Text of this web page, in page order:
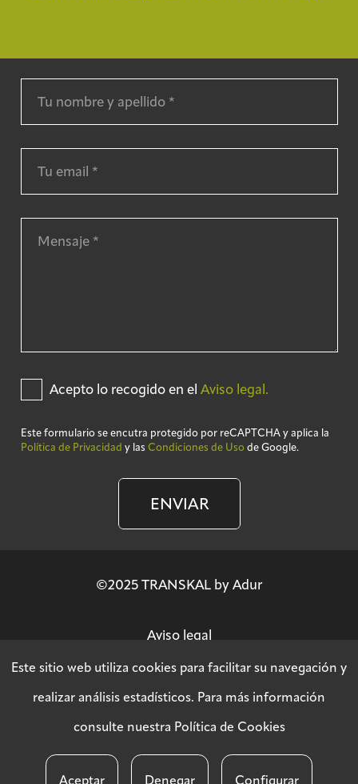
Acepto lo recogido en el Aviso legal.
Este formulario se encutra protegido por reCAPTCHA y aplica la
Política de Privacidad y las Condiciones de Uso de Google.
ENVIAR
©2025 TRANSKAL by Adur
Aviso legal
Política SGSI
Este sitio web utiliza cookies para facilitar su navegación y
realizar análisis estadísticos. Para más información
consulte nuestra Política de Cookies
Aceptar Denegar Configurar